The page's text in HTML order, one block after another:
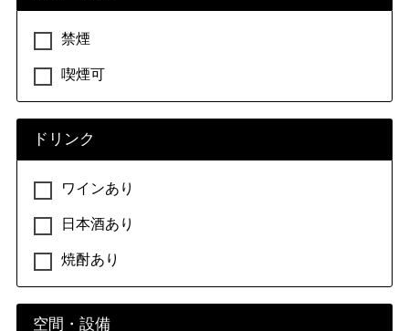
禁煙
喫煙可
ドリンク
ワインあり
日本酒あり
焼酎あり
空間・設備